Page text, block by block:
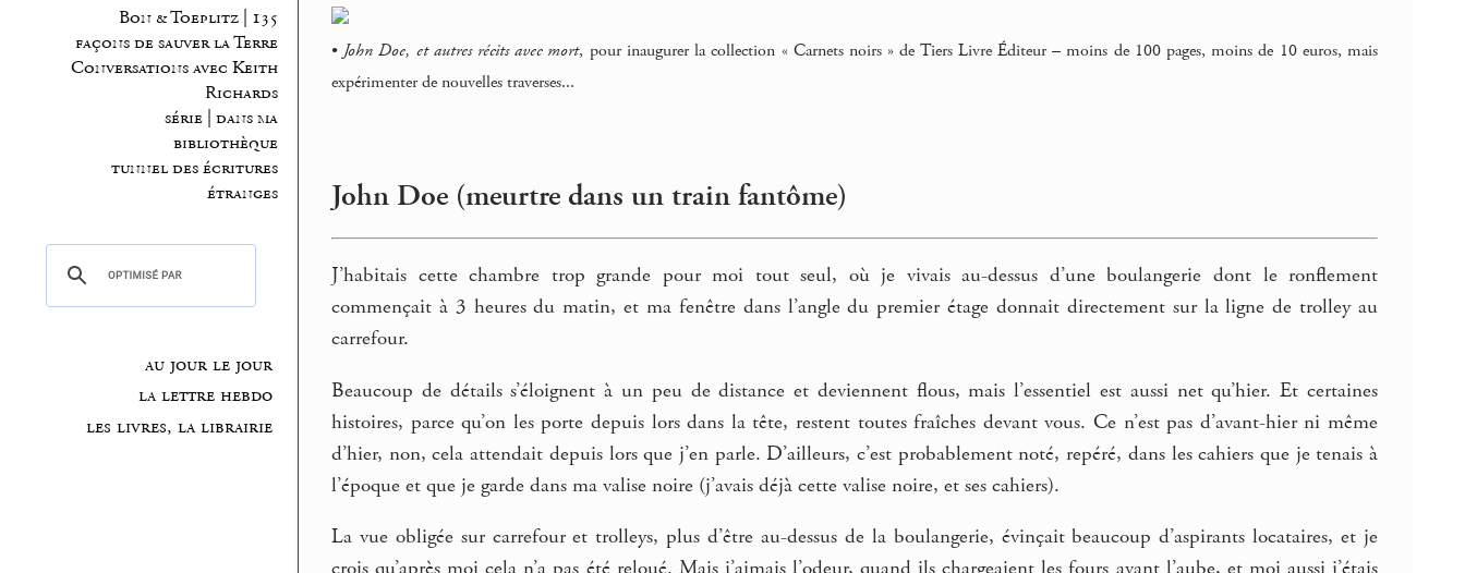
Bon & Toeplitz | 135
façons de sauver la Terre
Conversations avec Keith
Richards
série | dans ma
bibliothèque
tunnel des écritures
étranges
au jour le jour
la lettre hebdo
les livres, la librairie
• John Doe, et autres récits avec mort, pour inaugurer la collection « Carnets noirs » de Tiers Livre Éditeur – moins de 100 pages, moins de 10 euros, mais
expérimenter de nouvelles traverses...
John Doe (meurtre dans un train fantôme)
J’habitais cette chambre trop grande pour moi tout seul, où je vivais au-dessus d’une boulangerie dont le ronflement
commençait à 3 heures du matin, et ma fenêtre dans l’angle du premier étage donnait directement sur la ligne de trolley au
carrefour.
Beaucoup de détails s’éloignent à un peu de distance et deviennent flous, mais l’essentiel est aussi net qu’hier. Et certaines
histoires, parce qu’on les porte depuis lors dans la tête, restent toutes fraîches devant vous. Ce n’est pas d’avant-hier ni même
d’hier, non, cela attendait depuis lors que j’en parle. D’ailleurs, c’est probablement noté, repéré, dans les cahiers que je tenais à
l’époque et que je garde dans ma valise noire (j’avais déjà cette valise noire, et ses cahiers).
La vue obligée sur carrefour et trolleys, plus d’être au-dessus de la boulangerie, évinçait beaucoup d’aspirants locataires, et je